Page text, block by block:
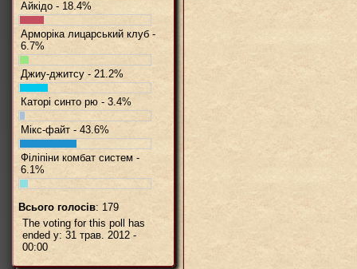
Айкідо - 18.4%
Арморіка лицарський клуб -
6.7%
Джиу-джитсу - 21.2%
Каторі синто рю - 3.4%
Мікс-файт - 43.6%
Філіпіни комбат систем -
6.1%
Всього голосів: 179
The voting for this poll has
ended у: 31 трав. 2012 -
00:00